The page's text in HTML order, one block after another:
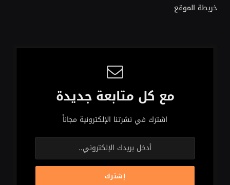
خريطة الموقع
مع كل متابعة جديدة
اشترك في نشرتنا الإلكترونية مجاناً